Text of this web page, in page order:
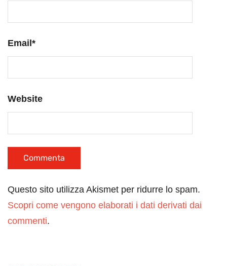
Email *
Website
Questo sito utilizza Akismet per ridurre lo spam.
Scopri come vengono elaborati i dati derivati dai
commenti.